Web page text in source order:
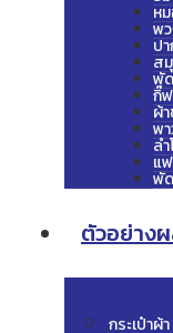
ห
พ
ป
ส
พั
กิ๊
ผ้
พ
ล
แ
พั
ตัวอย่าง
กระเป๋าผ้า